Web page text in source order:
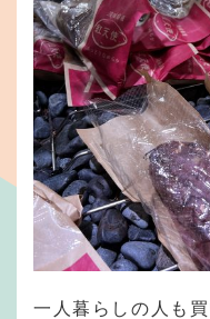
一人暮らしの人も